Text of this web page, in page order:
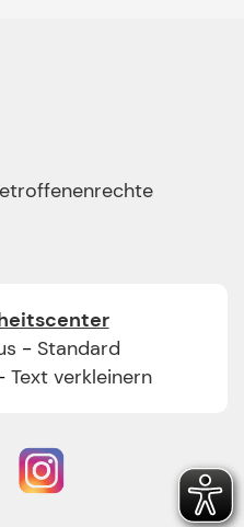
- Standard
Text verkleinern